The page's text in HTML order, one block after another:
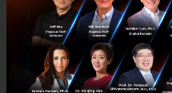
be better, compete to
ที่สุดในโลกคือ ธุรกิจที่ไม่มี
Share สูง พร้อมกับได้